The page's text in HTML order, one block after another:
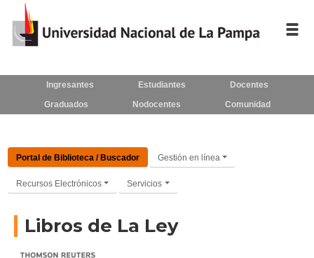
La UNLPam
Rectorado / Secretarías
Facultades
Contacto
Ingresantes Estudiantes
Docentes
Graduados
Nodocentes Comunidad
Portal de Biblioteca / Buscador Gestión en línea
Recursos Electrónicos Servicios
Libros de La Ley